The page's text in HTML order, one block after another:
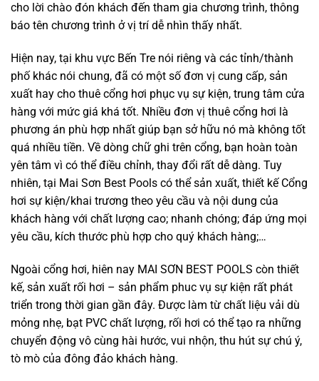
cho lời chào đón khách đến tham gia chương trình, thông
báo tên chương trình ở vị trí dễ nhìn thấy nhất.
Hiện nay, tại khu vực Bến Tre nói riêng và các tỉnh/thành
phố khác nói chung, đã có một số đơn vị cung cấp, sản
xuất hay cho thuê cổng hơi phục vụ sự kiện, trung tâm cửa
hàng với mức giá khá tốt. Nhiều đơn vị thuê cổng hơi là
phương án phù hợp nhất giúp bạn sở hữu nó mà không tốt
quá nhiều tiền. Về dòng chữ ghi trên cổng, bạn hoàn toàn
yên tâm vì có thể điều chỉnh, thay đổi rất dễ dàng. Tuy
nhiên, tại Mai Sơn Best Pools có thể sản xuất, thiết kế Cổng
hơi sự kiện/khai trương theo yêu cầu và nội dung của
khách hàng với chất lượng cao; nhanh chóng; đáp ứng mọi
yêu cầu, kích thước phù hợp cho quý khách hàng;…
Ngoài cổng hơi, hiên nay MAI SƠN BEST POOLS còn thiết
kế, sản xuất rối hơi – sản phẩm phuc vụ sự kiện rất phát
triển trong thời gian gần đây. Được làm từ chất liệu vải dù
mỏng nhẹ, bạt PVC chất lượng, rối hơi có thể tạo ra những
chuyển động vô cùng hài hước, vui nhộn, thu hút sự chú ý,
tò mò của đông đảo khách hàng.